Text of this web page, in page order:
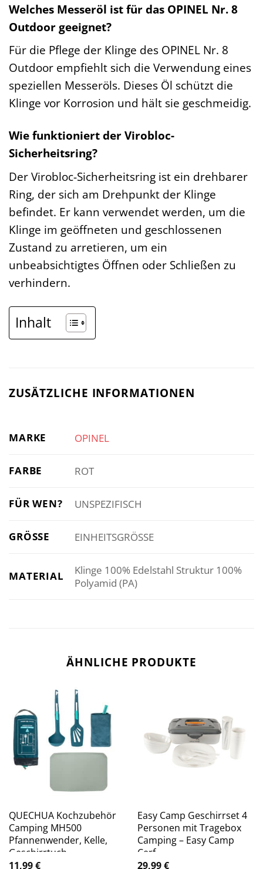
Welches Messeröl ist für das OPINEL Nr. 8
Outdoor geeignet?
Für die Pflege der Klinge des OPINEL Nr. 8
Outdoor empfiehlt sich die Verwendung eines
speziellen Messeröls. Dieses Öl schützt die
Klinge vor Korrosion und hält sie geschmeidig.
Wie funktioniert der Virobloc-
Sicherheitsring?
Der Virobloc-Sicherheitsring ist ein drehbarer
Ring, der sich am Drehpunkt der Klinge
befindet. Er kann verwendet werden, um die
Klinge im geöffneten und geschlossenen
Zustand zu arretieren, um ein
unbeabsichtigtes Öffnen oder Schließen zu
verhindern.
Inhalt
ZUSÄTZLICHE INFORMATIONEN
MARKE OPINEL
FARBE ROT
FÜR WEN? UNSPEZIFISCH
GRÖSSE EINHEITSGRÖSSE
MATERIAL
Klinge 100% Edelstahl Struktur 100%
Polyamid (PA)
ÄHNLICHE PRODUKTE
QUECHUA Kochzubehör
Camping MH500
Pfannenwender, Kelle,
Geschirrtuch,
Schneidebrett
11,99€
Easy Camp Geschirrset 4
Personen mit Tragebox
Camping – Easy Camp
Cerf
29,99€